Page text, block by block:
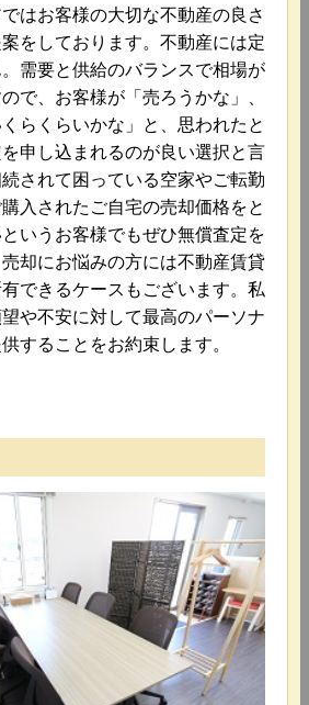
はお客様の大切な不動産の良さ
をしております。不動産には定
需要と供給のバランスで相場が
で、お客様が「売ろうかな」、
くらくらいかな」と、思われたと
申し込まれるのが良い選択と言
されて困っている空家やご転勤
入されたご自宅の売却価格をと
いうお客様でもぜひ無償査定を
却にお悩みの方には不動産賃貸
できるケースもございます。私
や不安に対して最高のパーソナ
することをお約束します。